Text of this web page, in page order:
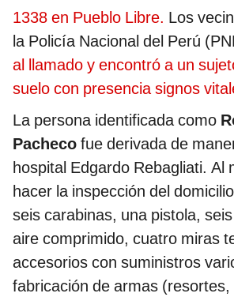
1338 en Pueblo Libre. Los
la Policía Nacional del Perú
al llamado y encontró a un
suelo con presencia signos
La persona identificada como
Pacheco fue derivada de
hospital Edgardo Rebagliati. Al
hacer la inspección del
seis carabinas, una pistola,
aire comprimido, cuatro miras
accesorios con suministros
fabricación de armas (resortes,